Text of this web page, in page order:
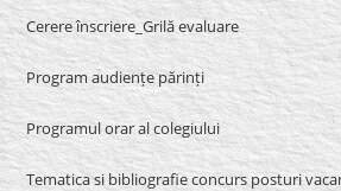
Cerere înscriere_Grilă evaluare
Program audiențe părinți
Programul orar al colegiului
Tematica si bibliografie concurs posturi